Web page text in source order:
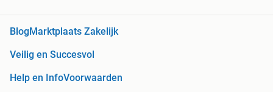
Blog Marktplaats Zakelijk
Veilig en Succesvol
Help en InfoVoorwaarden